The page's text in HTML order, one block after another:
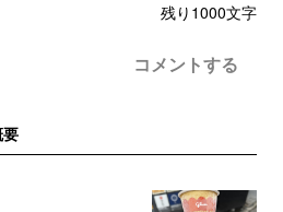
残り 1000文字
コメントする